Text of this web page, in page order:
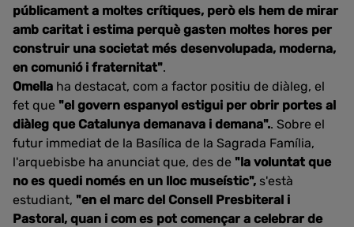
públicament a moltes crítiques, però els hem de mirar
amb caritat i estima perquè gasten moltes hores per
construir una societat més desenvolupada, moderna,
en comunió i fraternitat".
Omella ha destacat, com a factor positiu de diàleg, el
fet que "el govern espanyol estigui per obrir portes al
diàleg que Catalunya demanava i demana".. Sobre el
futur immediat de la Basílica de la Sagrada Família,
l'arquebisbe ha anunciat que, des de "la voluntat que
no es quedi només en un lloc museístic", s'està
estudiant, "en el marc del Consell Presbiteral i
Pastoral, quan i com es pot començar a celebrar de